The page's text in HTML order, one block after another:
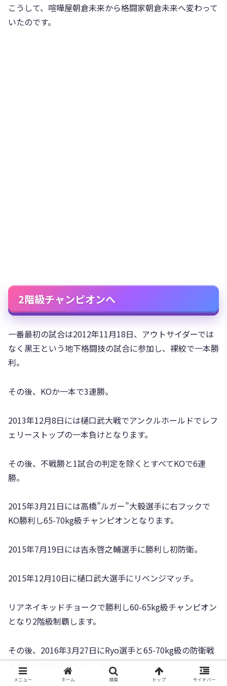
こうして、喧嘩屋朝倉未来から格闘家朝倉未来へ変わって
いたのです。
2階級チャンピオンへ
一番最初の試合は2012年11月18日、アウトサイダーでは
なく黒王という地下格闘技の試合に参加し、裸絞で一本勝
利。
その後、KOか一本で3連勝。
2013年12月8日には樋口武大戦でアンクルホールドでレフ
ェリーストップの一本負けとなります。
その後、不戦勝と1試合の判定を除くとすべてKOで6連
勝。
2015年3月21日には高橋”ルガー”大毅選手に右フックで
KO勝利し65-70kg級チャンピオンとなります。
2015年7月19日には吉永啓之輔選手に勝利し初防衛。
2015年12月10日に樋口武大選手にリベンジマッチ。
リアネイキッドチョークで勝利し60-65kg級チャンピオン
となり2階級制覇します。
その後、2016年3月27日にRyo選手と65-70kg級の防衛戦
を行うも無効試合になります。
メニュー ホーム 検索 トップ サイドバー